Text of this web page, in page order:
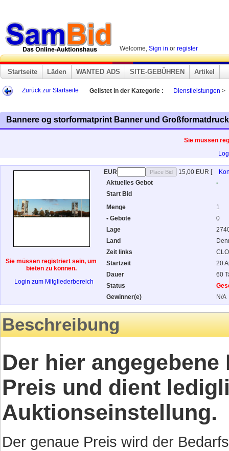
Welcome, Sign in or register
Startseite Läden WANTED ADS SITE-GEBÜHREN Artikel
Zurück zur Startseite Gelistet in der Kategorie : Dienstleistungen >
Bannere og storformatprint Banner und
Sie müssen
Sie müssen registriert sein, um
bieten zu können.
Login zum Mitgliederbereich
EUR 15,00 EUR [
Aktuelles Gebot
-
Start Bid
Menge
1
• Gebote
0
Lage
Land
Zeit links
Startzeit
20
Dauer
60
Status
Gewinner(e)
N/A
Beschreibung
Der hier
Preis und dient
Auktionseinstellung.
Der genaue Preis wird der